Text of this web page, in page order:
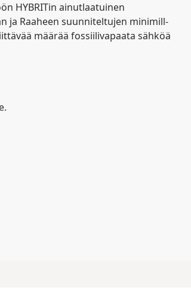
HYBRITin ainutlaatuinen
ja Raaheen suunniteltujen minimill-
määrää fossiilivapaata sähköä